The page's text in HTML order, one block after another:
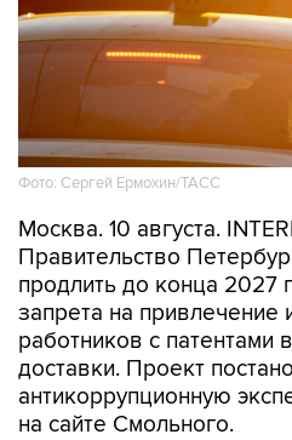
Фото: Сергей Ермохин/ТАСС
Москва. 10 августа.
Правительство
продлить до конца 2027
запрета на привлечение
работников с патентами
доставки. Проект
антикоррупционную
на сайте Смольного.